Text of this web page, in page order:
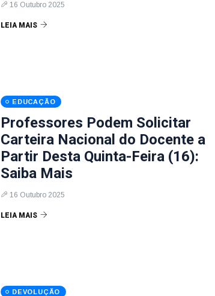
16 Outubro 2025
LEIA MAIS
EDUCAÇÃO
Professores Podem Solicitar
Carteira Nacional do Docente a
Partir Desta Quinta-Feira (16):
Saiba Mais
16 Outubro 2025
LEIA MAIS
DEVOLUÇÃO